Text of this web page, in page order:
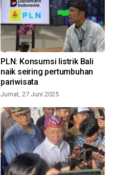
PLN: Konsumsi listrik Bali
naik seiring pertumbuhan
pariwisata
Jumat, 27 Juni 2025